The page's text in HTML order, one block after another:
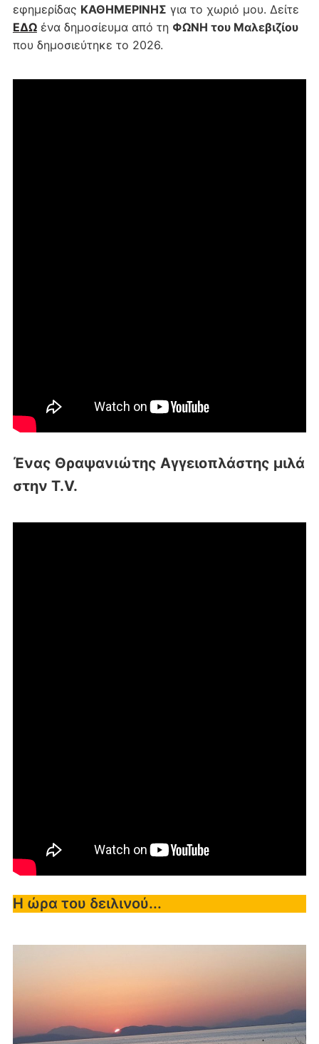
εφημερίδας ΚΑΘΗΜΕΡΙΝΗΣ για το χωριό μου. Δείτε
ΕΔΩένα δημοσίευμα από τη ΦΩΝΗ του Μαλεβιζίου
που δημοσιεύτηκε το 2026.
Ένας Θραψανιώτης Αγγειοπλάστης μιλά
στην T.V.
Η ώρα του δειλινού...